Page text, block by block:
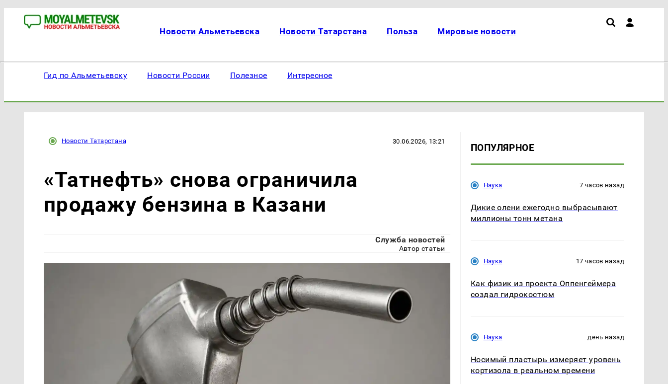
Новости Альметьевска Новости Татарстана Польза Мировые новости
Гид по Альметьевску Новости России Полезное Интересное
Новости Татарстана 30.06.2026, 13:21
«Татнефть» снова ограничила
продажу бензина в Казани
Служба новостей
Автор статьи
ПОПУЛЯРНОЕ
Наука 7 часов назад
Дикие олени ежегодно выбрасывают
миллионы тонн метана
Наука 17 часов назад
Как физик из проекта Оппенгеймера
создал гидрокостюм
Наука день назад
Носимый пластырь измеряет уровень
кортизола в реальном времени